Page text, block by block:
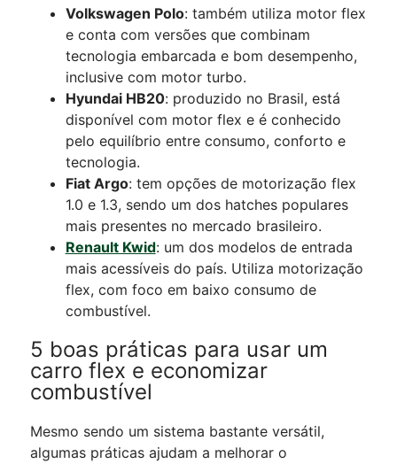
Volkswagen Polo: também utiliza motor flex
e conta com versões que combinam
tecnologia embarcada e bom desempenho,
inclusive com motor turbo.
Hyundai HB20: produzido no Brasil, está
disponível com motor flex e é conhecido
pelo equilíbrio entre consumo, conforto e
tecnologia.
Fiat Argo: tem opções de motorização flex
1.0 e 1.3, sendo um dos hatches populares
mais presentes no mercado brasileiro.
Renault Kwid: um dos modelos de entrada
mais acessíveis do país. Utiliza motorização
flex, com foco em baixo consumo de
combustível.
5 boas práticas para usar um
carro flex e economizar
combustível
Mesmo sendo um sistema bastante versátil,
algumas práticas ajudam a melhorar o